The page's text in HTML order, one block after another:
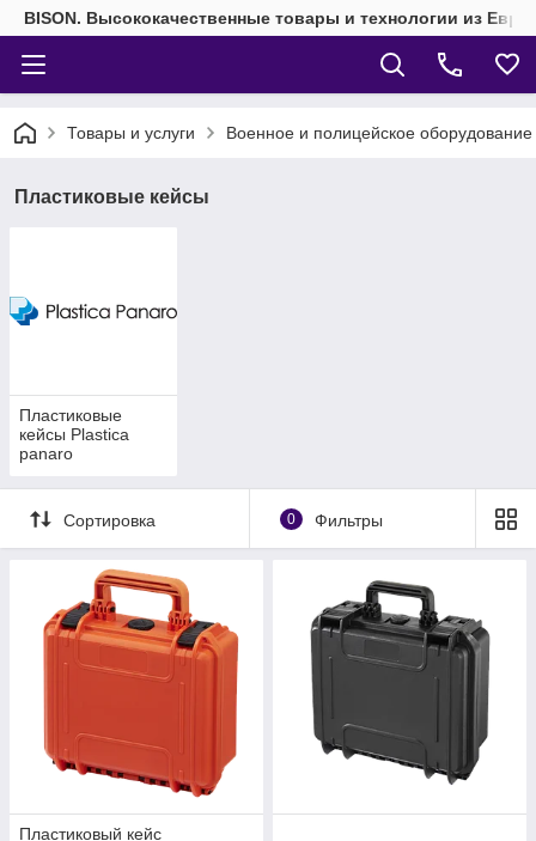
BISON. Высококачественные товары и технологии из
Товары и услуги Военное и полицейское
Пластиковые кейсы
Пластиковые
кейсы Plastica
panaro
Сортировка 0 Фильтры
Пластиковый кейс